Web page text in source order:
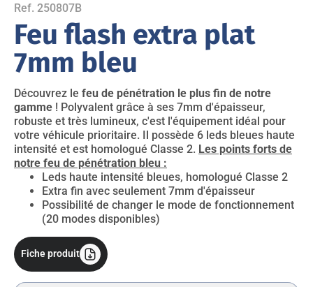
Ref. 250807B
Feu flash extra plat
7mm bleu
Découvrez le feu de pénétration le plus fin de notre
gamme ! Polyvalent grâce à ses 7mm d'épaisseur,
robuste et très lumineux, c'est l'équipement idéal pour
votre véhicule prioritaire. Il possède 6 leds bleues haute
intensité et est homologué Classe 2. Les points forts de
notre feu de pénétration bleu :
Leds haute intensité bleues, homologué Classe 2
Extra fin avec seulement 7mm d'épaisseur
Possibilité de changer le mode de fonctionnement
(20 modes disponibles)
Fiche produit